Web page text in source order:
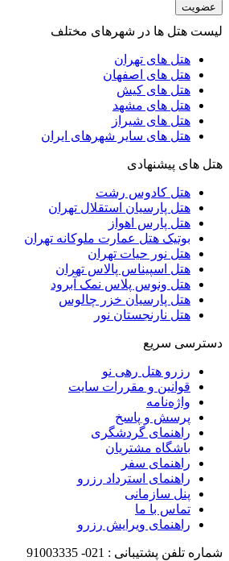
عضویت
لیست هتل ها در شهرهای مختلف
هتل های تهران
هتل های اصفهان
هتل های کیش
هتل های مشهد
هتل های شیراز
هتل های سایر شهرهای ایران
هتل های پیشنهادی
هتل کادوس رشت
هتل پارسیان استقلال تهران
هتل پارس اهواز
بوتیک هتل عمارت ملوکانه تهران
هتل نور حیات تهران
هتل اسپیناس پالاس تهران
هتل ونوس پلاس نمک آبرود
هتل پارسیان خزر چالوس
هتل نارنجستان نور
دسترسی سریع
رزرو هتل رهی نو
قوانین و مقررات سایت
واژه‌نامه
پرسش و پاسخ
راهنمای گردشگری
باشگاه مشتریان
راهنمای سفر
راهنمای استرداد رزرو
پنل سازمانی
تماس با ما
راهنمای ویرایش رزرو
شماره تلفن پشتیبانی : 021-
91003335